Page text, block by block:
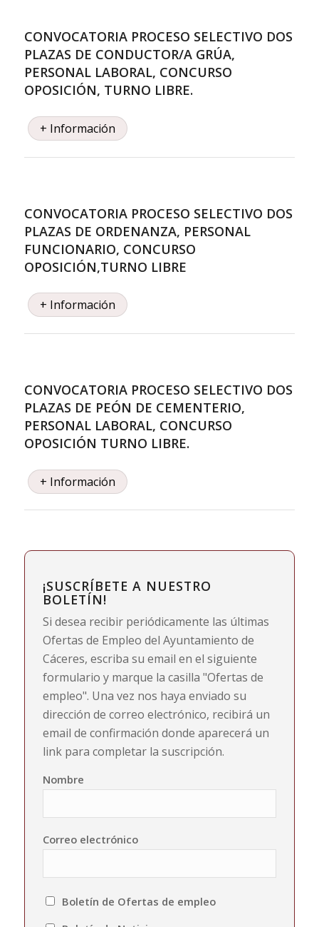
CONVOCATORIA PROCESO SELECTIVO DOS
PLAZAS DE CONDUCTOR/A GRÚA,
PERSONAL LABORAL, CONCURSO
OPOSICIÓN, TURNO LIBRE.
+ Información
CONVOCATORIA PROCESO SELECTIVO DOS
PLAZAS DE ORDENANZA, PERSONAL
FUNCIONARIO, CONCURSO
OPOSICIÓN,TURNO LIBRE
+ Información
CONVOCATORIA PROCESO SELECTIVO DOS
PLAZAS DE PEÓN DE CEMENTERIO,
PERSONAL LABORAL, CONCURSO
OPOSICIÓN TURNO LIBRE.
+ Información
¡SUSCRÍBETE A NUESTRO
BOLETÍN!
Si desea recibir periódicamente las últimas
Ofertas de Empleo del Ayuntamiento de
Cáceres, escriba su email en el siguiente
formulario y marque la casilla "Ofertas de
empleo". Una vez nos haya enviado su
dirección de correo electrónico, recibirá un
email de confirmación donde aparecerá un
link para completar la suscripción.
Nombre
Correo electrónico
Boletín de Ofertas de empleo